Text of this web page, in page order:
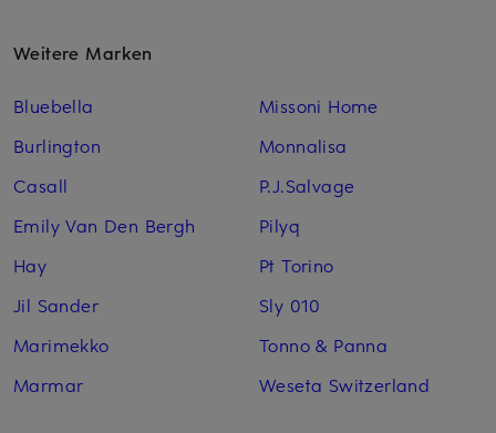
Weitere Marken
Bluebella
Burlington
Casall
Emily Van Den Bergh
Hay
Jil Sander
Marimekko
Marmar
Missoni Home
Monnalisa
P.J.Salvage
Pilyq
Pt Torino
Sly 010
Tonno & Panna
Weseta Switzerland